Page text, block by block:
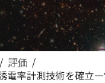
評価
電率計測技術を確